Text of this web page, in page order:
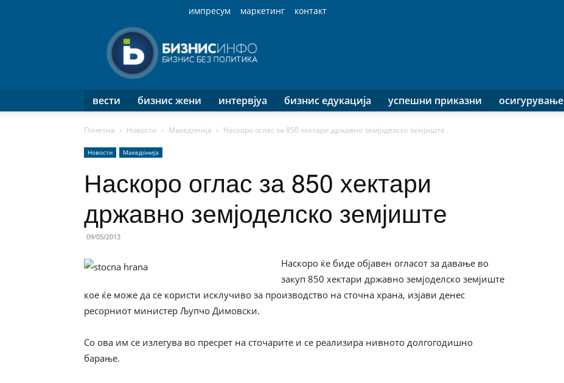
импресум маркетинг
контакт
Инфо
вести бизнис жени интервјуа бизнис едукација успешни приказни осигурување
Почетна Новости Македонија Наскоро оглас за 850 хектари државно земјоделско земјиште
Новости Македонија
Наскоро оглас за 850 хектари
државно земјоделско земјиште
09/05/2013
Наскоро ќе биде објавен огласот за давање во
закуп 850 хектари државно земјоделско земјиште
кое ќе може да се користи исклучиво за производство на сточна храна, изјави денес
ресорниот министер Љупчо Димовски.
Со ова им се излегува во пресрет на сточарите и се реализира нивното долгогодишно
барање.